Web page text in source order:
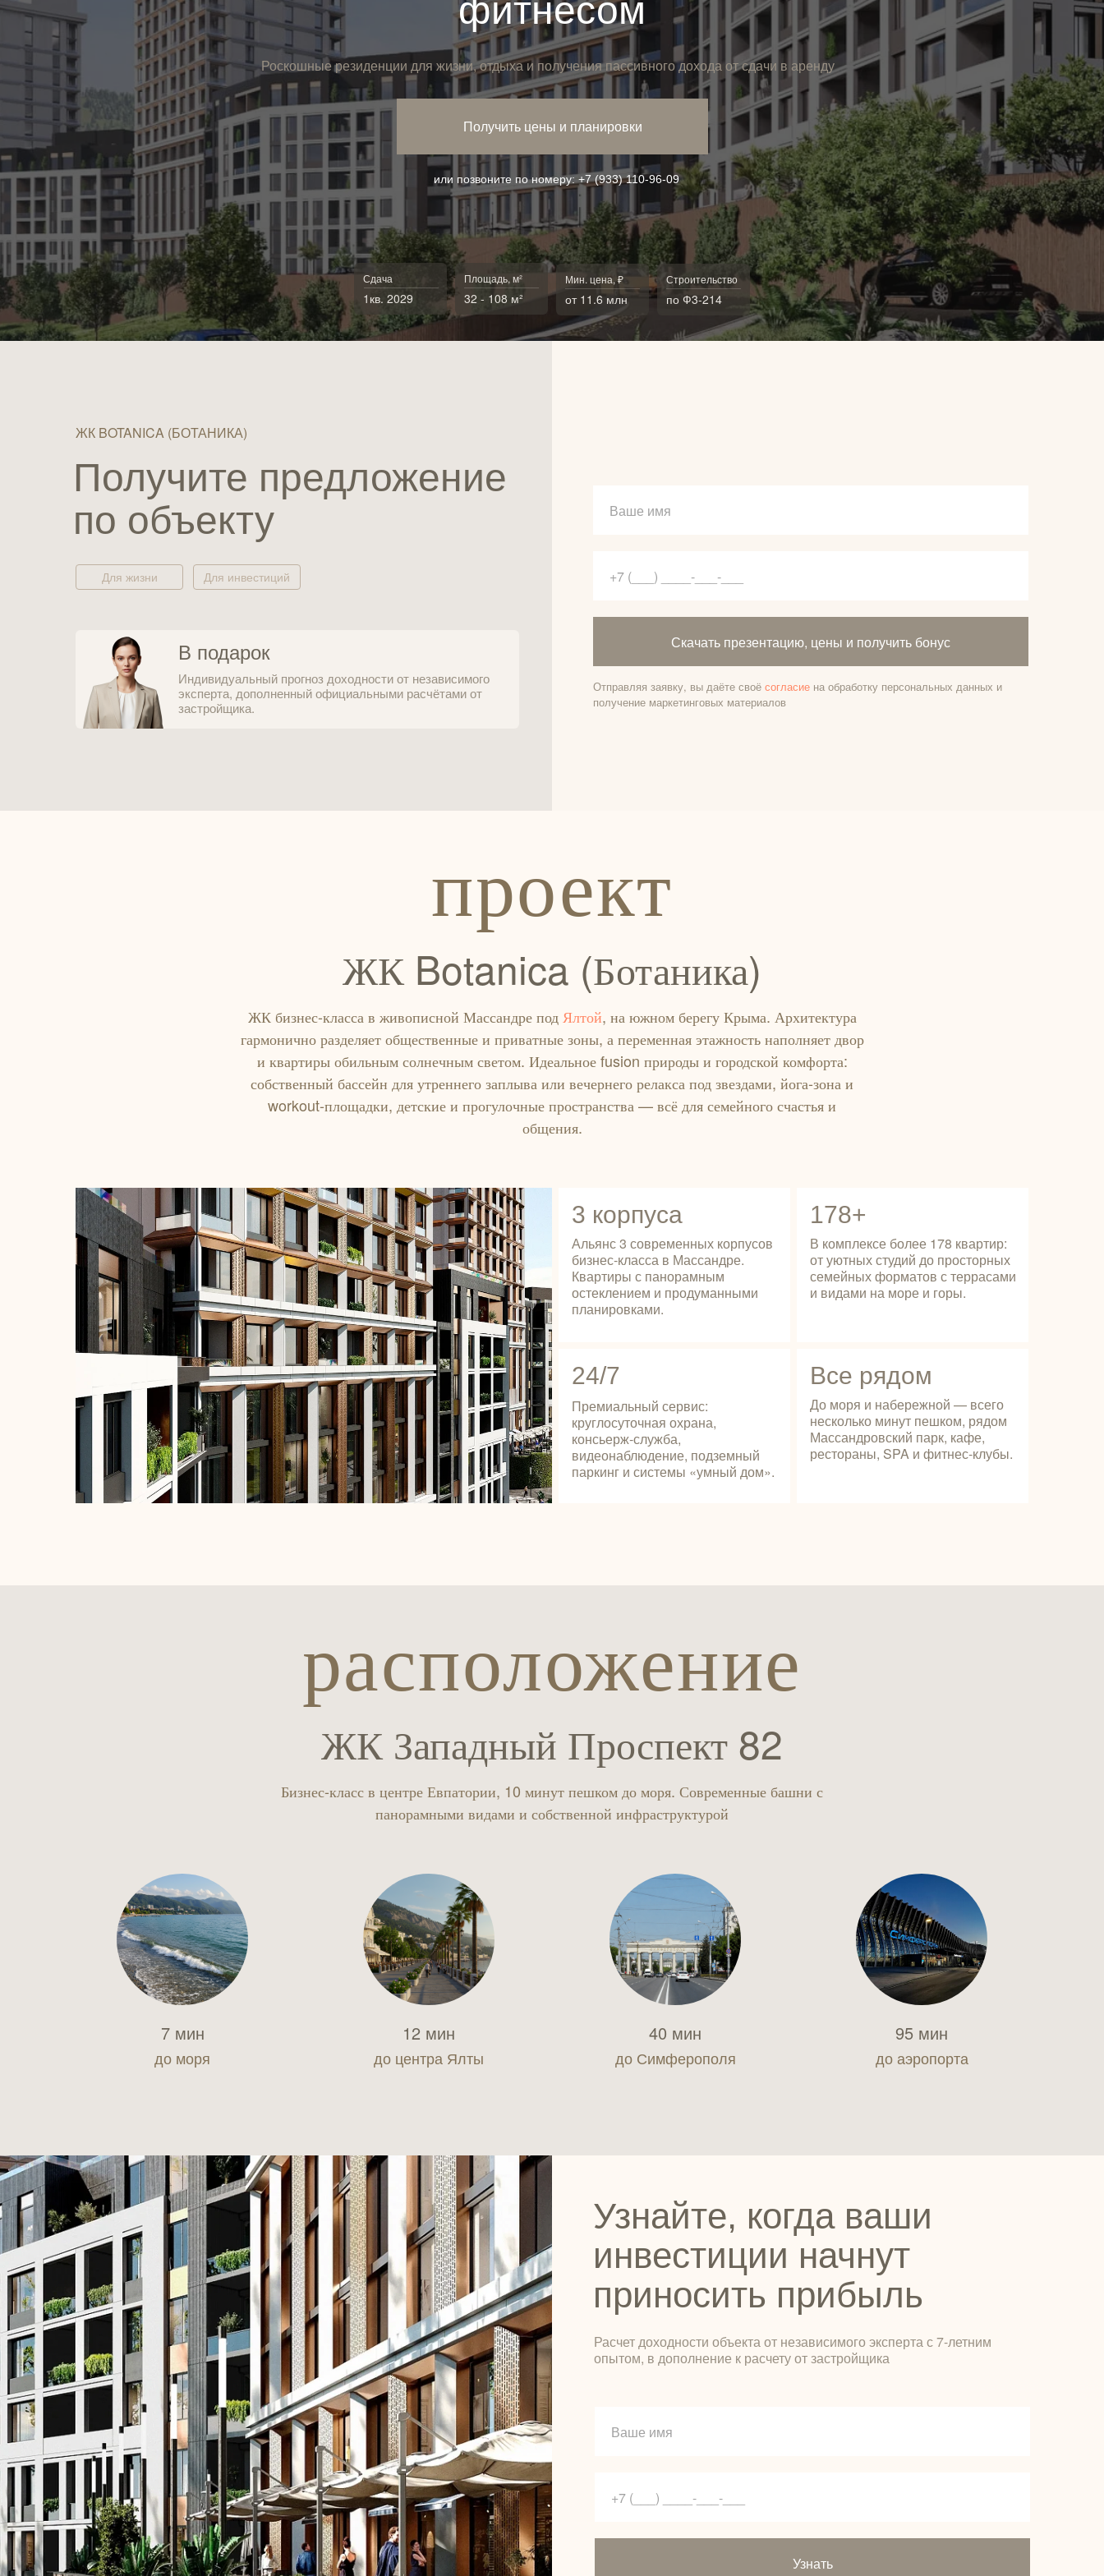
Получить цены и планировки
или позвоните по номеру: +7 (933) 110-96-09
по Ф3-214
Строительство
от 11.6 млн
Мин. цена, ₽
32 - 108 м²
Площадь, м²
1кв. 2029
Сдача
Роскошные резиденции для жизни, отдыха и получения пассивного дохода от сдачи в аренду
фитнесом
Скачать презентацию, цены и получить бонус
Отправляя заявку, вы даёте своё согласие на обработку персональных данных и
получение маркетинговых материалов
ЖК BOTANICA (БОТАНИКА)
Индивидуальный прогноз доходности от независимого
эксперта, дополненный официальными расчётами от
застройщика.
В подарок
Получите предложение
по объекту
Для инвестиций
Для жизни
проект
ЖК Botanica (Ботаника)
ЖК бизнес-класса в живописной Массандре под Ялтой, на южном берегу Крыма. Архитектура
гармонично разделяет общественные и приватные зоны, а переменная этажность наполняет двор
и квартиры обильным солнечным светом. Идеальное fusion природы и городской комфорта:
собственный бассейн для утреннего заплыва или вечернего релакса под звездами, йога-зона и
workout-площадки, детские и прогулочные пространства — всё для семейного счастья и
общения.
Все рядом
До моря и набережной — всего
несколько минут пешком, рядом
Массандровский парк, кафе,
рестораны, SPA и фитнес‑клубы.
24/7
Премиальный сервис:
круглосуточная охрана,
консьерж‑служба,
видеонаблюдение, подземный
паркинг и системы «умный дом».
178+
В комплексе более 178 квартир:
от уютных студий до просторных
семейных форматов с террасами
и видами на море и горы.
3 корпуса
Альянс 3 современных корпусов
бизнес‑класса в Массандре.
Квартиры с панорамным
остеклением и продуманными
планировками.
расположение
ЖК Западный Проспект 82
Бизнес-класс в центре Евпатории, 10 минут пешком до моря. Современные башни с
панорамными видами и собственной инфраструктурой
7 мин
до моря
12 мин
до центра Ялты
40 мин
до Симферополя
95 мин
до аэропорта
Узнать
Расчет доходности объекта от независимого эксперта с 7-летним
опытом, в дополнение к расчету от застройщика
Узнайте, когда ваши
инвестиции начнут
приносить прибыль